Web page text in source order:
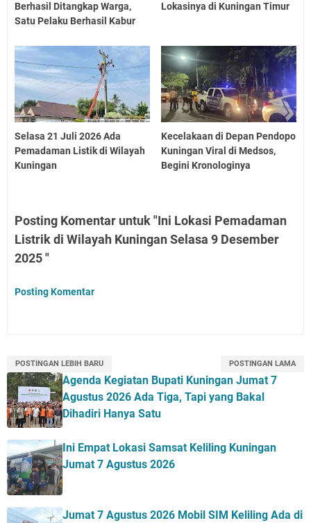
Berhasil Ditangkap Warga,
Satu Pelaku Berhasil Kabur
Lokasinya di Kuningan Timur
Selasa 21 Juli 2026 Ada
Pemadaman Listik di Wilayah
Kuningan
Kecelakaan di Depan Pendopo
Kuningan Viral di Medsos,
Begini Kronologinya
Posting Komentar untuk "Ini Lokasi Pemadaman
Listrik di Wilayah Kuningan Selasa 9 Desember
2025 "
Posting Komentar
POSTINGAN LEBIH BARU POSTINGAN LAMA
Agenda Kegiatan Bupati Kuningan Jumat 7
Agustus 2026 Ada Tiga, Tapi yang Bakal
Dihadiri Hanya Satu
Ini Empat Lokasi Samsat Keliling Kuningan
Jumat 7 Agustus 2026
Jumat 7 Agustus 2026 Mobil SIM Keliling Ada di